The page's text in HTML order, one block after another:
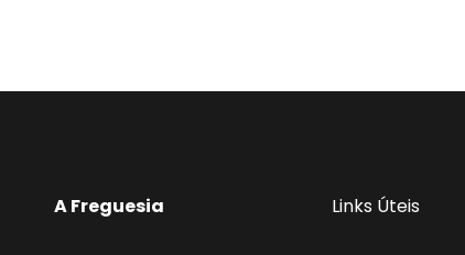
A Freguesia Links Úteis